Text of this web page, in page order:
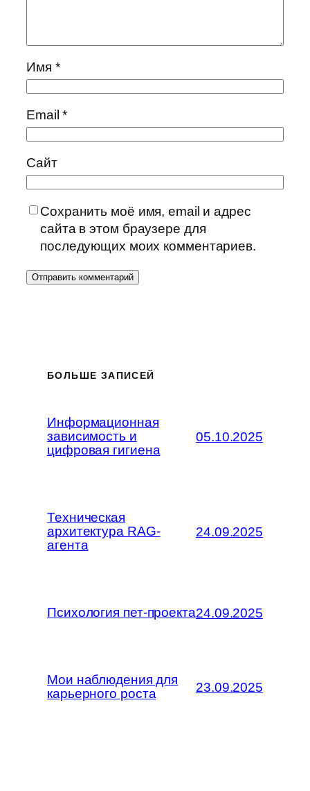
Имя *
Email*
Сайт
Сохранить моё имя, email и адрес
сайта в этом браузере для
последующих моих комментариев.
БОЛЬШЕ ЗАПИСЕЙ
Информационная
зависимость и
цифровая гигиена
05.10.2025
Техническая
архитектура RAG-
агента
24.09.2025
Психология пет-проекта24.09.2025
Мои наблюдения для
карьерного роста
23.09.2025